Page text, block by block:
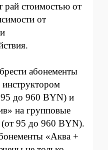
рай стоимостью от
от
абонементы
инструктором
до 960 BYN) и
на групповые
(от 95 до 960 BYN).
«Аква +